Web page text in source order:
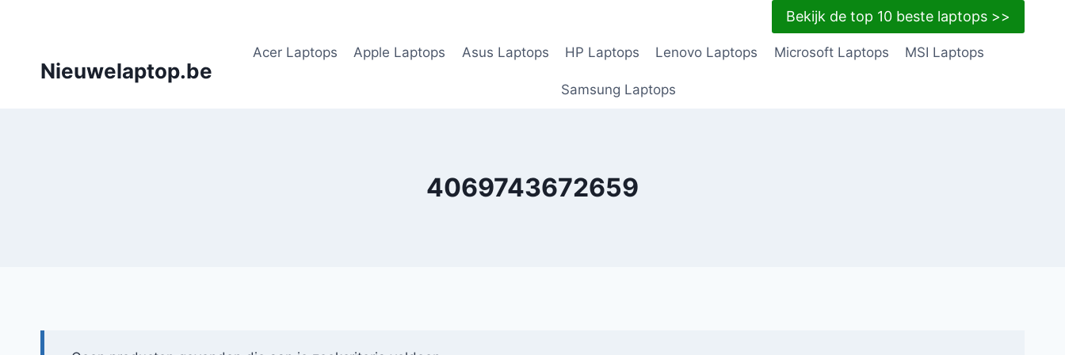
Bekijk de top 10 beste laptops >>
Nieuwelaptop.be
Acer Laptops Apple Laptops Asus Laptops HP Laptops Lenovo Laptops Microsoft Laptops MSI Laptops
Samsung Laptops
4069743672659